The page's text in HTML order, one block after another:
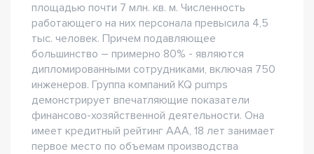
площадью почти 7 млн. кв. м. Численность
работающего на них персонала превысила 4,5
тыс. человек. Причем подавляющее
большинство – примерно 80% - являются
дипломированными сотрудниками, включая 750
инженеров. Группа компаний KQ pumps
демонстрирует впечатляющие показатели
финансово-хозяйственной деятельности. Она
имеет кредитный рейтинг ААА, 18 лет занимает
первое место по объемам производства